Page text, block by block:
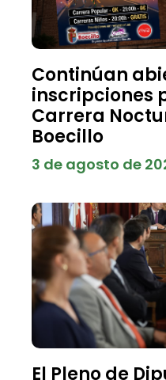
Continúan
inscripciones
Carrera
Boecillo
3 de agosto de
El Pleno de